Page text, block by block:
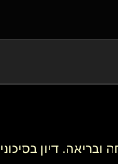
דיון